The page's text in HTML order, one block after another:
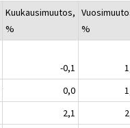
Kuukausimuutos,
%
%
-0,1
0,0
2,1